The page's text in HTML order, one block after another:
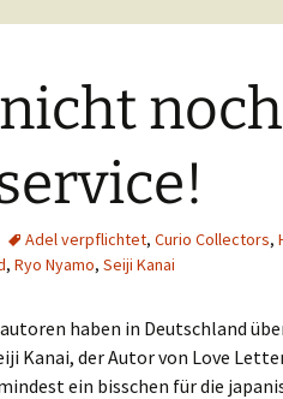
Verlagsliste Brasilien
Verlagsliste Costa Rica
Verlagsliste Ecuador
Verlagsliste Kolumbien
Spiele
Adel verpflichtet, Curio Collectors,
, Ryo Nyamo, Seiji Kanai
haben in Deutschland
Kanai, der Autor von Love
ein bisschen für die